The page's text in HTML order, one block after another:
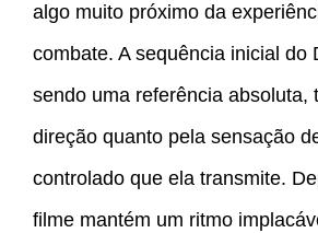
algo muito próximo da
combate. A sequência inicial do
sendo uma referência absoluta,
direção quanto pela sensação
controlado que ela transmite.
filme mantém um ritmo